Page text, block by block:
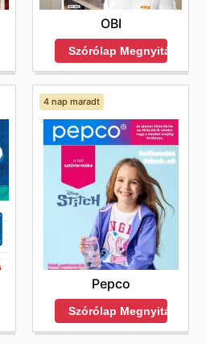
OBI
Szórólap Megnyitása
4 nap maradt
Pepco
Szórólap Megnyitása